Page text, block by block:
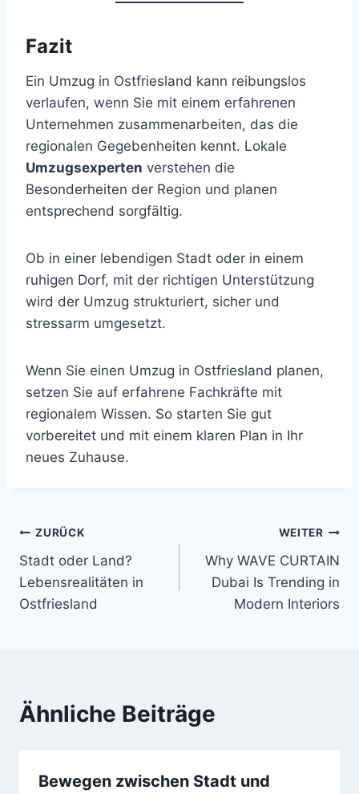
Fazit
Ein Umzug in Ostfriesland kann reibungslos
verlaufen, wenn Sie mit einem erfahrenen
Unternehmen zusammenarbeiten, das die
regionalen Gegebenheiten kennt. Lokale
Umzugsexperten verstehen die
Besonderheiten der Region und planen
entsprechend sorgfältig.
Ob in einer lebendigen Stadt oder in einem
ruhigen Dorf, mit der richtigen Unterstützung
wird der Umzug strukturiert, sicher und
stressarm umgesetzt.
Wenn Sie einen Umzug in Ostfriesland planen,
setzen Sie auf erfahrene Fachkräfte mit
regionalem Wissen. So starten Sie gut
vorbereitet und mit einem klaren Plan in Ihr
neues Zuhause.
Beitragsnavigation
ZURÜCK
Stadt oder Land?
Lebensrealitäten in
Ostfriesland
WEITER
Why WAVE CURTAIN
Dubai Is Trending in
Modern Interiors
Ähnliche Beiträge
Bewegen zwischen Stadt und